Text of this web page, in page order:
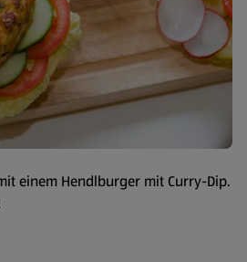
einem Hendlburger mit Curry-Dip.